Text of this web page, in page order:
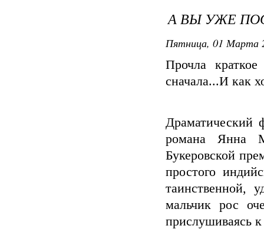
А ВЫ УЖЕ
Пятница, 01 Марта
Прочла
сначала...И как
Драматический
романа Янна
Букеровской
простого
таинственной,
мальчик рос
прислушиваясь